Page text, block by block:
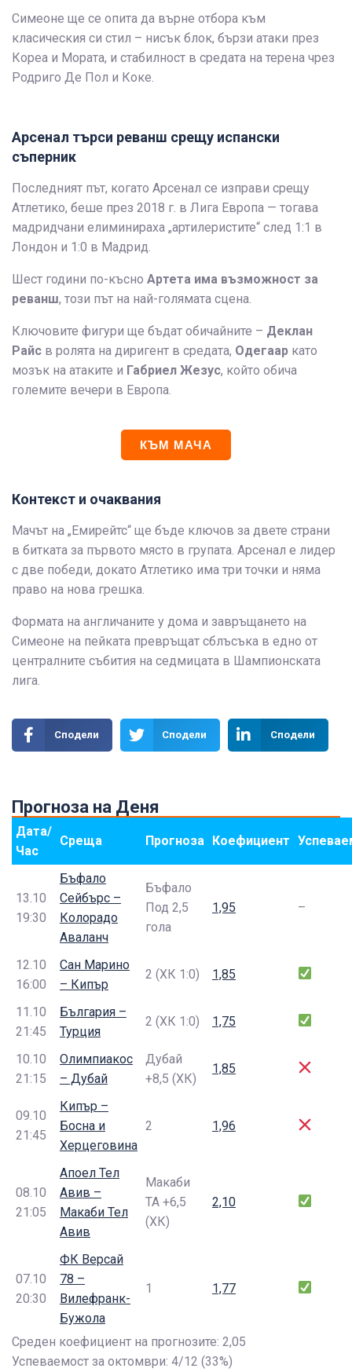
Симеоне ще се опита да върне отбора към
класическия си стил – нисък блок, бързи атаки през
Кореа и Мората, и стабилност в средата на терена чрез
Родриго Де Пол и Коке.
Арсенал търси реванш срещу испански
съперник
Последният път, когато Арсенал се изправи срещу
Атлетико, беше през 2018 г. в Лига Европа — тогава
мадридчани елиминираха „артилеристите“ след 1:1 в
Лондон и 1:0 в Мадрид.
Шест години по-късно Артета има възможност за
реванш, този път на най-голямата сцена.
Ключовите фигури ще бъдат обичайните – Деклан
Райс в ролята на диригент в средата, Одегаар като
мозък на атаките и Габриел Жезус, който обича
големите вечери в Европа.
КЪМ МАЧА
Контекст и очаквания
Мачът на „Емирейтс“ ще бъде ключов за двете страни
в битката за първото място в групата. Арсенал е лидер
с две победи, докато Атлетико има три точки и няма
право на нова грешка.
Формата на англичаните у дома и завръщането на
Симеоне на пейката превръщат сблъсъка в едно от
централните събития на седмицата в Шампионската
лига.
Сподели Сподели Сподели
Прогноза на Деня
Дата/
Час
Среща Прогноза Коефициент
13.10
19:30
Бъфало
Сейбърс –
Колорадо
Аваланч
Бъфало
Под 2,5
гола
1,95 –
12.10
16:00
Сан Марино
– Кипър
2 (ХК 1:0) 1,85
11.10
21:45
България –
Турция
2 (ХК 1:0) 1,75
10.10
21:15
Олимпиакос
– Дубай
Дубай
+8,5 (ХК)
1,85
09.10
21:45
Кипър –
Босна и
Херцеговина
2 1,96
08.10
21:05
Апоел Тел
Авив –
Макаби Тел
Авив
Макаби
ТА +6,5
(ХК)
2,10
07.10
20:30
ФК Версай
78 –
Вилефранк-
Бужола
1 1,77
Среден коефициент на прогнозите: 2,05
Успеваемост за октомври: 4/12 (33%)